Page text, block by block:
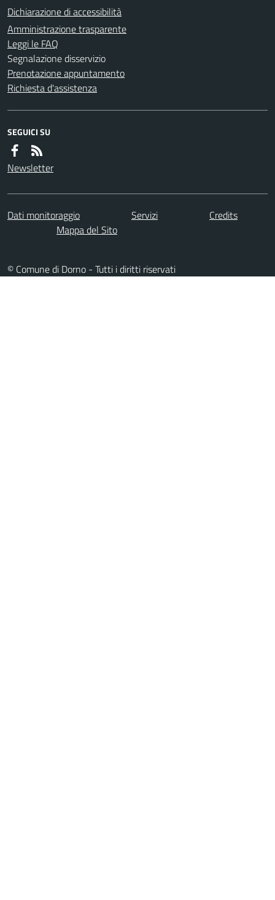
Dichiarazione di accessibilità
Amministrazione trasparente
Leggi le FAQ
Segnalazione disservizio
Prenotazione appuntamento
Richiesta d'assistenza
SEGUICI SU
Newsletter
Dati monitoraggio Servizi
Credits
Mappa del Sito
© Comune di Dorno - Tutti i diritti riservati